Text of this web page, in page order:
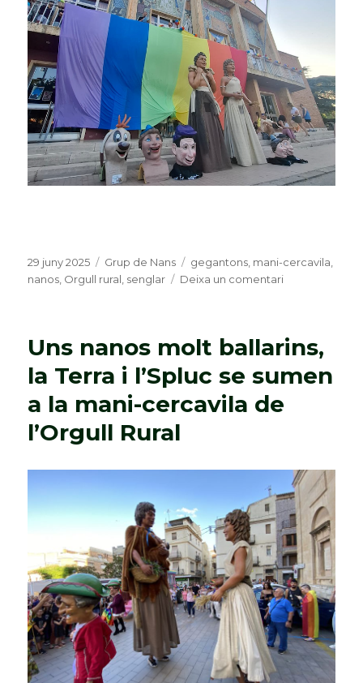
Publicat
el
29 juny 2025 Categories
Grup de Nans Etiquetes
gegantons mani-cercavila
nanos Orgull rural senglar Deixa un comentari
senglar
a
Rural
Uns nanos molt ballarins,
la Terra i l’Spluc se sumen
a la mani-cercavila de
l’Orgull Rural